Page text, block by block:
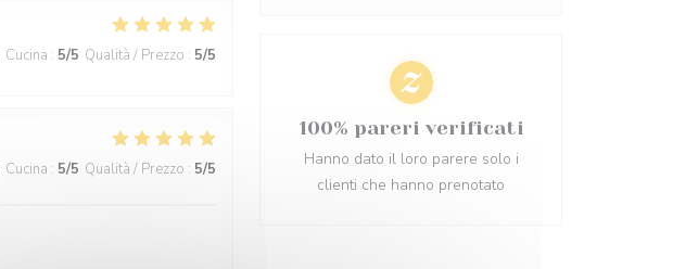
Cucina : 5/5 Qualità / Prezzo : 5/5
Cucina : 5/5 Qualità / Prezzo : 5/5
100% pareri verificati
Hanno dato il loro parere solo i
clienti che hanno prenotato